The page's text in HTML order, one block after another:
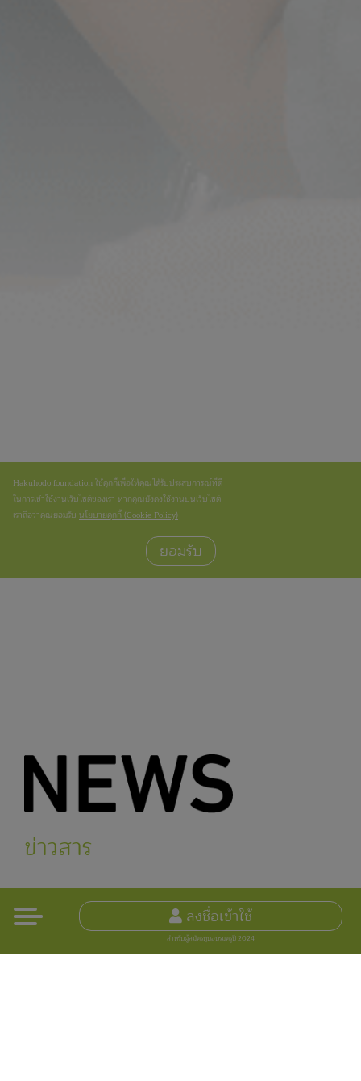
ข่าวสาร
ลงชื่อเข้าใช้
สำหรับผู้สมัครทุนอบรมครูปี 2024
Hakuhodo foundation ใช้คุกกี้เพื่อให้คุณได้รับประสบการณ์ที่ดี
ในการเข้าใช้งานเว็บไซต์ของเรา หากคุณยังคงใช้งานบนเว็บไซต์
เราถือว่าคุณยอมรับ นโยบายคุกกี้ (Cookie Policy)
ยอมรับ